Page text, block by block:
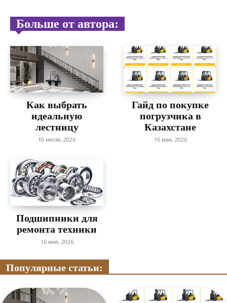
Больше от автора:
Как выбрать
идеальную
лестницу
10 июля, 2026
Гайд по покупке
погрузчика в
Казахстане
16 мая, 2026
Подшипники для
ремонта техники
16 мая, 2026
Популярные статьи: